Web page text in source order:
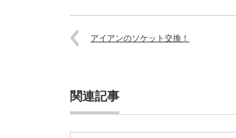
アイアンのソケット交換！
関連記事